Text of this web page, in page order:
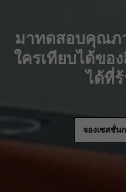
มาทดสอบคุณภ
ใครเทียบได้ขอ
ได้ที่
จองเซสชั่น